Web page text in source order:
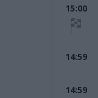
15:00
14:59
14:59